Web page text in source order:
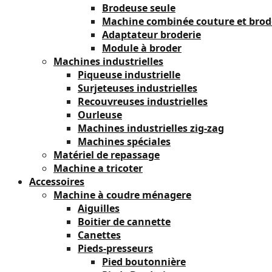
Brodeuse seule
Machine combinée couture et
Adaptateur broderie
Module à broder
Machines industrielles
Piqueuse industrielle
Surjeteuses industrielles
Recouvreuses industrielles
Ourleuse
Machines industrielles zig-zag
Machines spéciales
Matériel de repassage
Machine a tricoter
Accessoires
Machine à coudre ménagere
Aiguilles
Boitier de cannette
Canettes
Pieds-presseurs
Pied boutonnière